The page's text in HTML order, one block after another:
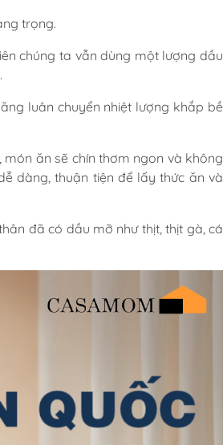
trọng.
chúng ta vẫn dùng một lượng dầu
luân chuyển nhiệt lượng khắp bề
ăn sẽ chín thơm ngon và không
dàng, thuận tiện để lấy thức ăn và
đã có dầu mỡ như thịt, thịt gà, cá